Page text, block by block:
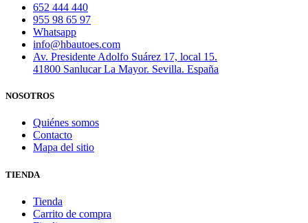
652 444 440
955 98 65 97
Whatsapp
info@hbautoes.com
Av. Presidente Adolfo Suárez 17, local 15.
41800 Sanlucar La Mayor. Sevilla. España
NOSOTROS
Quiénes somos
Contacto
Mapa del sitio
TIENDA
Tienda
Carrito de compra